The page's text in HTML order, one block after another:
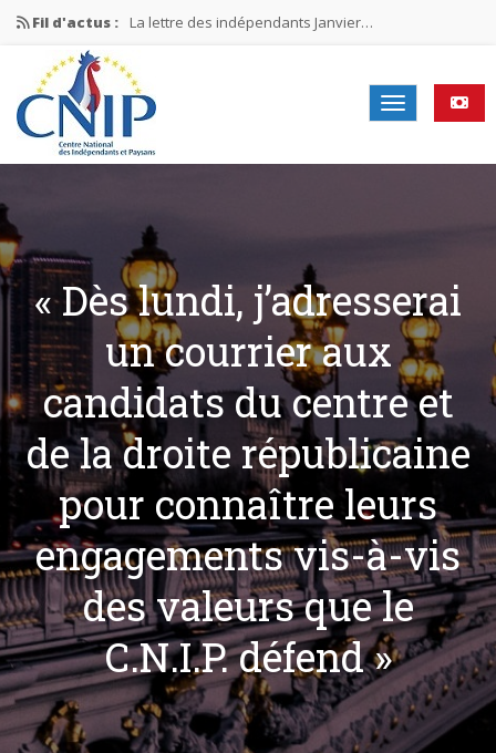
Fil d'actus : La lettre des indépendants Janvier…
La lettre des indépendants Novembre…
La lettre des indépendants Juin…
Mission nationale ÉLECTIONS MUNICIPALES 2026
« Dès lundi, j’adresserai
un courrier aux
candidats du centre et
de la droite républicaine
pour connaître leurs
engagements vis-à-vis
des valeurs que le
C.N.I.P. défend »